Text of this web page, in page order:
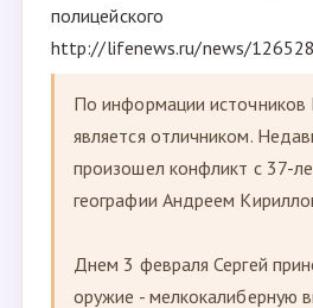
полицейского
http://lifenews.ru/news/126528
По информации источников
является отличником.
произошел конфликт с 37-
географии Андреем
Днем 3 февраля Сергей
оружие - мелкокалиберную